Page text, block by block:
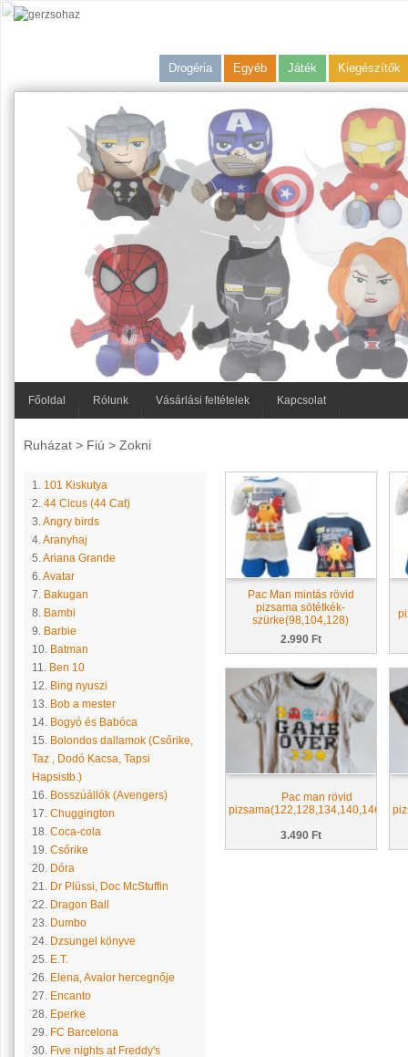
Drogéria Egyéb Játék Kiegészítők
Főoldal Rólunk Vásárlási feltételek Kapcsolat
Ruházat> Fiú > Zokni
1. 101 Kiskutya
2. 44 Cicus (44 Cat)
3.Angry birds
4.Aranyhaj
5.Ariana Grande
6.Avatar
7. Bakugan
8. Bambi
9. Barbie
10. Batman
11. Ben 10
12. Bing nyuszi
13. Bob a mester
14. Bogyó és Babóca
15. Bolondos dallamok (Csőrike,
Taz , Dodó Kacsa, Tapsi
Hapsistb.)
16. Bosszúállók (Avengers)
17. Chuggington
18. Coca-cola
19. Csőrike
20. Dóra
21. Dr Plüssi, Doc McStuffin
22. Dragon Ball
23. Dumbo
24. Dzsungel könyve
25. E.T.
26. Elena, Avalor hercegnője
27. Encanto
28. Eperke
29. FC Barcelona
30. Five nights at Freddy's
Pac Man mintás rövid
pizsama sötétkék-
szürke(98,104,128)
2.990 Ft
Pac man rövid
pizsama(122,128,134,140,146,152)
3.490 Ft